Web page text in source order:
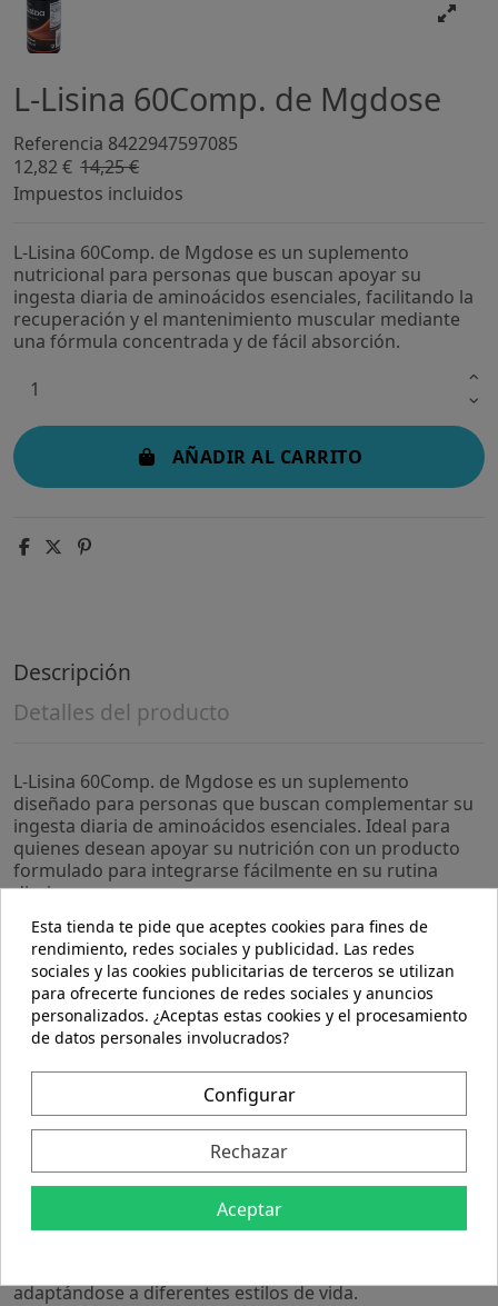
L-Lisina 60Comp. de Mgdose
Referencia 8422947597085
12,82 € 14,25 €
Impuestos incluidos
L-Lisina 60Comp. de Mgdose es un suplemento
nutricional para personas que buscan apoyar su
ingesta diaria de aminoácidos esenciales, facilitando la
recuperación y el mantenimiento muscular mediante
una fórmula concentrada y de fácil absorción.
AÑADIR AL CARRITO
Descripción
Detalles del producto
L-Lisina 60Comp. de Mgdose es un suplemento
diseñado para personas que buscan complementar su
ingesta diaria de aminoácidos esenciales. Ideal para
quienes desean apoyar su nutrición con un producto
formulado para integrarse fácilmente en su rutina
diaria.
- Cada comprimido contiene L-Lisina, un aminoácido
que contribuye a la síntesis proteica y al mantenimiento
de tejidos.
- Presentación en 60 comprimidos, facilitando un
suministro para varias semanas según la dosis
recomendada.
- Formulación en comprimidos que permite una
dosificación práctica y cómoda.
- Producto elaborado bajo estándares de calidad que
aseguran la pureza y concentración del ingrediente
Elaborado con ingredientes seleccionados, L-Lisina
60Comp. de Mgdose ofrece una composición estable y
adaptándose a diferentes estilos de vida.
Esta tienda te pide que aceptes cookies para fines de
rendimiento, redes sociales y publicidad. Las redes
sociales y las cookies publicitarias de terceros se utilizan
para ofrecerte funciones de redes sociales y anuncios
personalizados. ¿Aceptas estas cookies y el procesamiento
de datos personales involucrados?
Configurar
Rechazar
Aceptar